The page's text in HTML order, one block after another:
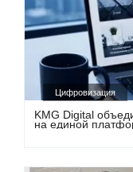
Цифровизация
KMG Digital
на единой